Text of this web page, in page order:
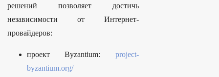
решений позволяет достичь
независимости от Интернет-
провайдеров:
проект Byzantium:
project-
byzantium.org/